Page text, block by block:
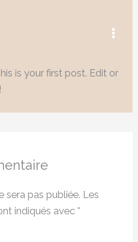
is your first post. Edit or
sera pas publiée. Les
indiqués avec *